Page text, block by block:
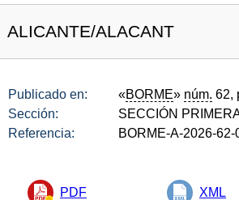
ALICANTE/ALACANT
Publicado en: «BORME» núm. 62,
Sección:
SECCIÓN
Referencia:
BORME-A-2026-62-
PDF XML